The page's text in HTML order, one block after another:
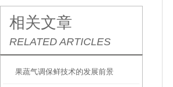
相关文章
RELATED ARTICLES
果蔬气调保鲜技术的发展前景